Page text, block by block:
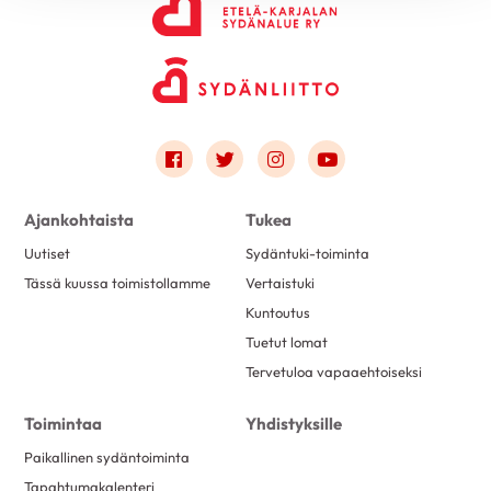
Link to facebook
Link to twitter
Link to instagram
Link to youtube
Ajankohtaista
Uutiset
Tässä kuussa toimistollamme
Tukea
Sydäntuki-toiminta
Vertaistuki
Kuntoutus
Tuetut lomat
Tervetuloa vapaaehtoiseksi
Toimintaa
Paikallinen sydäntoiminta
Tapahtumakalenteri
Yhdistyksille